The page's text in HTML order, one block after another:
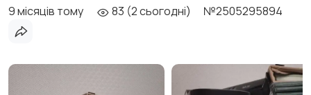
9 місяців тому 83 (2 сьогодні) №2505295894